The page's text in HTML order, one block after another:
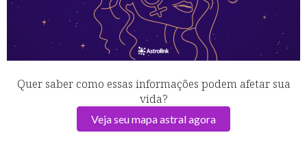
Quer saber como essas informações podem afetar sua
vida?
Veja seu mapa astral agora